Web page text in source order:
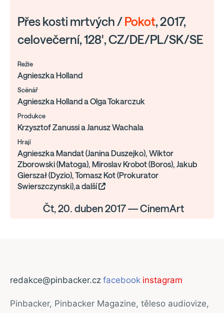
Přes kosti mrtvých / Pokot, 2017,
celovečerní, 128', CZ/DE/PL/SK/SE
Režie
Agnieszka Holland
Scénář
Agnieszka Holland a Olga Tokarczuk
Produkce
Krzysztof Zanussi a Janusz Wachala
Hrají
Agnieszka Mandat (Janina Duszejko), Wiktor
Zborowski (Matoga), Miroslav Krobot (Boros), Jakub
Gierszał (Dyzio), Tomasz Kot (Prokurator
Swierszczynski),a další
Čt, 20. duben 2017 — CinemArt
redakce@pinbacker.cz facebook instagram
Pinbacker, Pinbacker Magazine, těleso audiovize,